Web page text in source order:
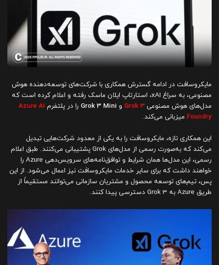
مایکروسافت در ادامه گسترش همکاری با شرکت‌های توسعه‌دهنده هوش
مصنوعی، به سراغ xAI، استارتاپ ایلان ماسک رفته و اعلام کرده است که
مدل‌های هوش مصنوعی Grok 3 و Grok 3 Mini را در پلتفرم Azure AI
Foundry میزبانی می‌کند.
این همکاری تازه، مایکروسافت را به یکی از معدود شرکت‌هایی تبدیل
می‌کند که به‌صورت رسمی از مدل‌های Grok پشتیبانی می‌کنند. طبق اعلام
رسمی، این مدل‌ها همان شرایط و توافق‌نامه‌های سرویس‌دهی Azure را
خواهند داشت که برای سایر خدمات مایکروسافت نیز اعمال می‌شود. از این
پس، تیم‌های توسعه محصول و مشتریان سازمانی می‌توانند مستقیماً از
طریق Azure به Grok 3 دسترسی پیدا کنند.